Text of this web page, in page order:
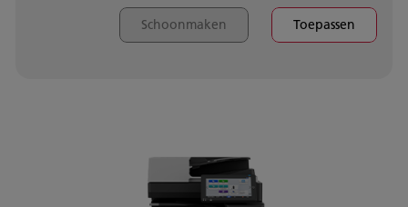
Schoonmaken Toepassen